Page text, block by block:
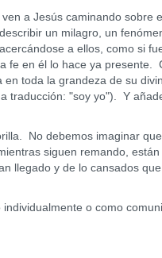
a Jesús caminando sobre
un milagro, un
a ellos, como si
fe en él lo hace ya presente.
toda la grandeza de su
traducción: "soy yo"). Y
No debemos imaginar que
siguen remando,
llegado y de lo cansados
o como